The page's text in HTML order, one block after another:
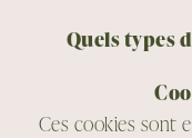
Quels types
Ces cookies sont